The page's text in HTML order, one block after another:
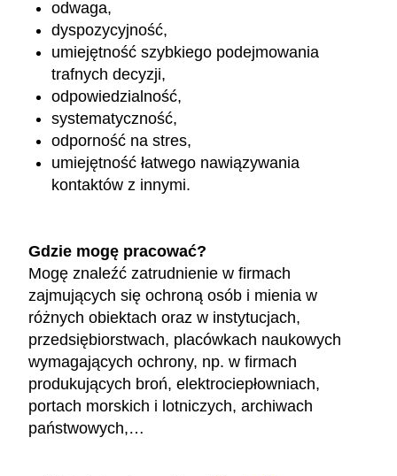
odwaga,
dyspozycyjność,
umiejętność szybkiego podejmowania
trafnych decyzji,
odpowiedzialność,
systematyczność,
odporność na stres,
umiejętność łatwego nawiązywania
kontaktów z innymi.
Gdzie mogę pracować?
Mogę znaleźć zatrudnienie w firmach
zajmujących się ochroną osób i mienia w
różnych obiektach oraz w instytucjach,
przedsiębiorstwach, placówkach naukowych
wymagających ochrony, np. w firmach
produkujących broń, elektrociepłowniach,
portach morskich i lotniczych, archiwach
państwowych,…